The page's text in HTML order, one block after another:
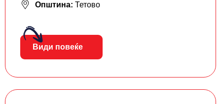
Општина: Тетово
Види повеќе